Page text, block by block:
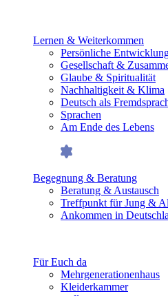
Lernen & Weiterkommen
Persönliche
Gesellschaft &
Glaube & Spiritualität
Nachhaltigkeit & Klima
Deutsch als
Sprachen
Am Ende des Lebens
Begegnung & Beratung
Beratung & Austausch
Treffpunkt für Jung &
Ankommen in
Für Euch da
Mehrgenerationenhaus
Kleiderkammer